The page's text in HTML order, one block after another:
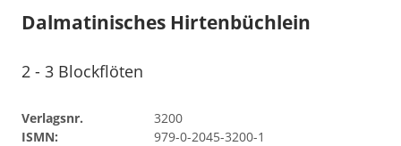
Dalmatinisches Hirtenbüchlein
2 - 3 Blockflöten
Verlagsnr.
3200
ISMN:
979-0-2045-3200-1